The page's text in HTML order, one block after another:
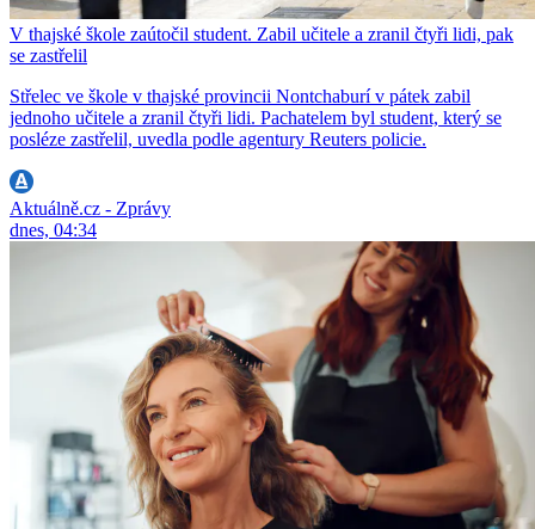
V thajské škole zaútočil student. Zabil učitele a zranil čtyři lidi, pak
se zastřelil
Střelec ve škole v thajské provincii Nontchaburí v pátek zabil
jednoho učitele a zranil čtyři lidi. Pachatelem byl student, který se
posléze zastřelil, uvedla podle agentury Reuters policie.
Aktuálně.cz - Zprávy
dnes, 04:34